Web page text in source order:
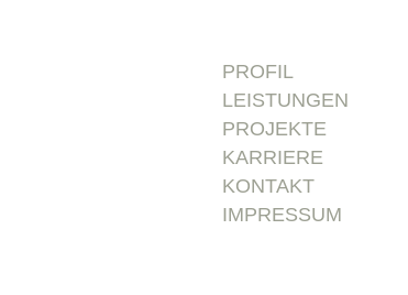
PROFIL
LEISTUNGEN
PROJEKTE
KARRIERE
KONTAKT
IMPRESSUM